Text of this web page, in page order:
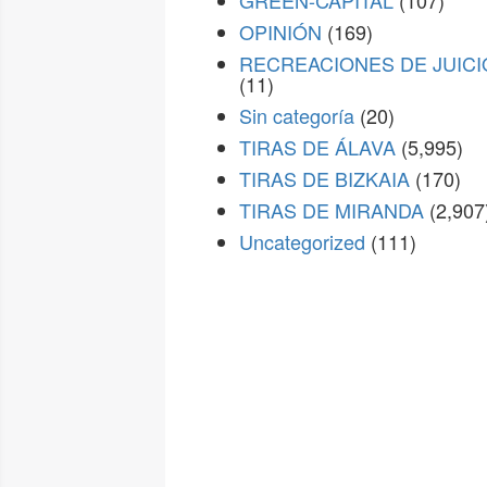
OPINIÓN (169)
RECREACIONES DE
(11)
Sin categoría (20)
TIRAS DE ÁLAVA (5,995)
TIRAS DE BIZKAIA (170)
TIRAS DE MIRANDA
Uncategorized (111)